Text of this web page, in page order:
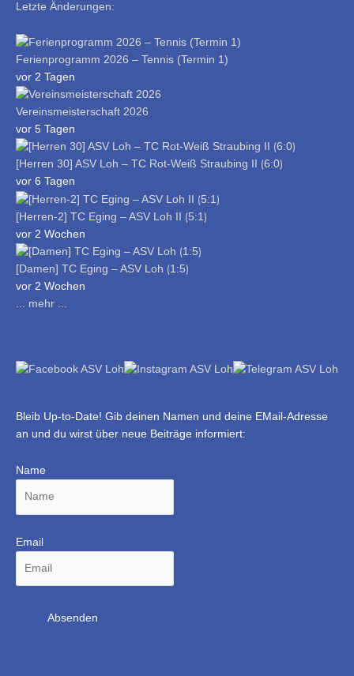
Letzte Änderungen:
Ferienprogramm 2026 – Tennis (Termin 1)
vor 2 Tagen
Vereinsmeisterschaft 2026
vor 5 Tagen
[Herren 30] ASV Loh – TC Rot-Weiß Straubing II ⟮6:0⟯
vor 6 Tagen
[Herren-2] TC Eging – ASV Loh II ⟮5:1⟯
vor 2 Wochen
[Damen] TC Eging – ASV Loh ⟮1:5⟯
vor 2 Wochen
... mehr ...
Bleib Up-to-Date! Gib deinen Namen und deine EMail-Adresse
an und du wirst über neue Beiträge informiert:
Name
Email